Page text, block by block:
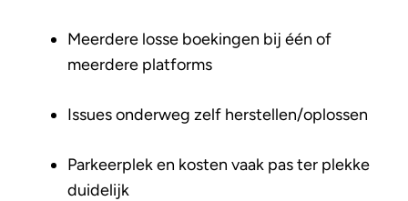
Meerdere losse boekingen bij één of
meerdere platforms
Issues onderweg zelf herstellen/oplossen
Parkeerplek en kosten vaak pas ter plekke
duidelijk